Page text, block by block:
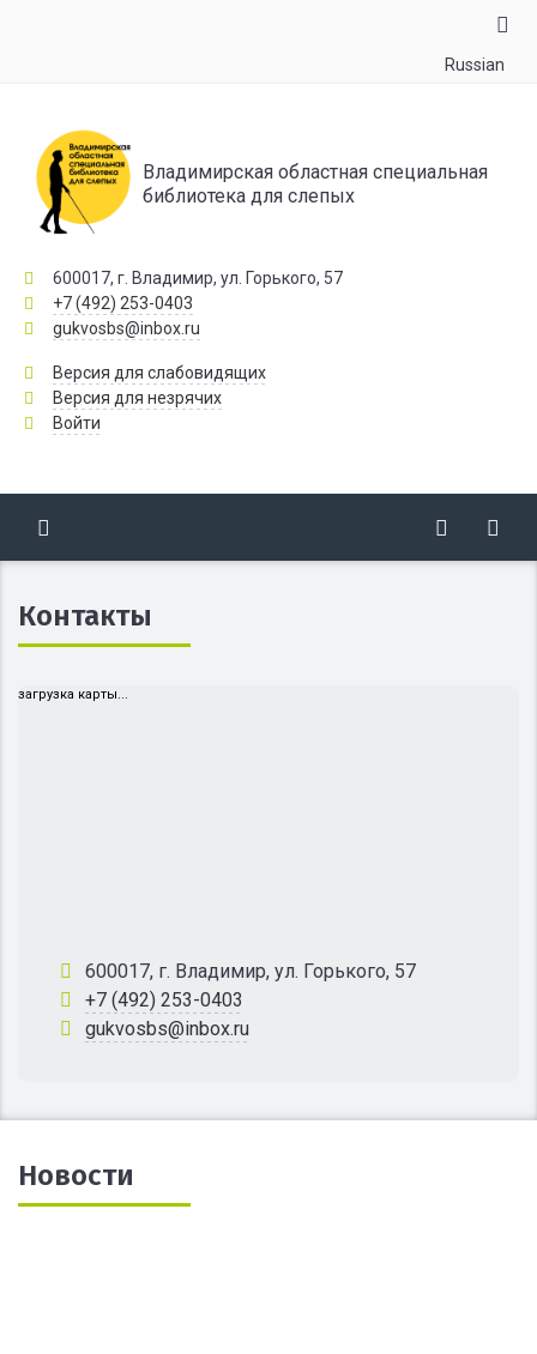
Russian
Владимирская областная специальная
библиотека для слепых
600017, г. Владимир, ул. Горького, 57
+7 (492) 253-0403
gukvosbs@inbox.ru
Версия для слабовидящих
Версия для незрячих
Войти
Контакты
загрузка карты...
600017, г. Владимир, ул. Горького, 57
+7 (492) 253-0403
gukvosbs@inbox.ru
Новости